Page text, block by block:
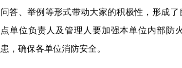
问答、举例等形式带动大家的积极性，形成
点单位负责人及管理人要加强本单位内部防
患，确保各单位消防安全。